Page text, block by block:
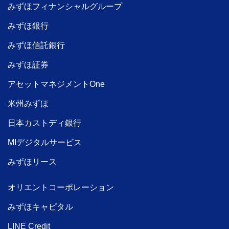
みずほフィナンシャルグループ
みずほ銀行
みずほ信託銀行
みずほ証券
アセットマネジメントOne
米州みずほ
日本カストディ銀行
MIデジタルサービス
みずほリース
オリエントコーポレーション
みずほキャピタル
LINE Credit